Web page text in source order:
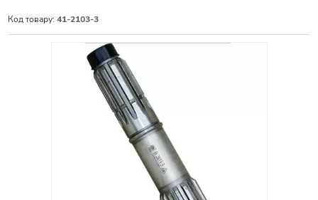
Код товару: 41-2103-3